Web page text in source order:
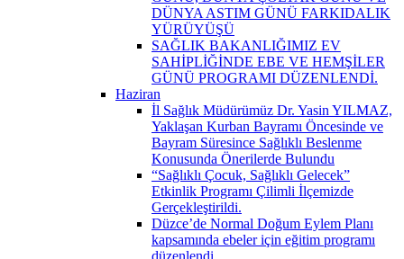
DÜNYA ASTIM GÜNÜ FARKIDALIK
YÜRÜYÜŞÜ
SAĞLIK BAKANLIĞIMIZ EV
SAHİPLİĞİNDE EBE VE HEMŞİLER
GÜNÜ PROGRAMI DÜZENLENDİ.
Haziran
İl Sağlık Müdürümüz Dr. Yasin YILMAZ,
Yaklaşan Kurban Bayramı Öncesinde ve
Bayram Süresince Sağlıklı Beslenme
Konusunda Önerilerde Bulundu
“Sağlıklı Çocuk, Sağlıklı Gelecek”
Etkinlik Programı Çilimli İlçemizde
Gerçekleştirildi.
Düzce’de Normal Doğum Eylem Planı
kapsamında ebeler için eğitim programı
düzenlendi.